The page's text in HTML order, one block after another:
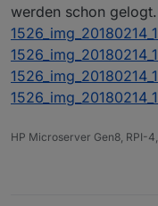
werden schon
HP Microserver Gen8, RPI-